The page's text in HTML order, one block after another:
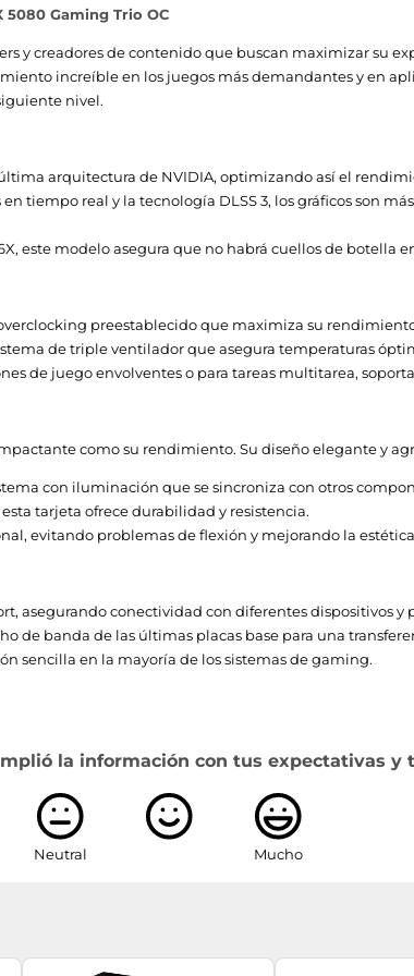
Activo
2
Full-Height/Full-Length (FH/FL)
Poder
Si
No
No
4.6
12 Ultimate
3
PCI Express x16 5.0
2.1b
5080 Gaming Trio OC
y creadores de contenido que buscan maximizar su
increíble en los juegos más demandantes y en
nivel.
arquitectura de NVIDIA, optimizando así el
tiempo real y la tecnología DLSS 3, los gráficos son
este modelo asegura que no habrá cuellos de botella
preestablecido que maximiza su
de triple ventilador que asegura temperaturas
de juego envolventes o para tareas multitarea,
como su rendimiento. Su diseño elegante y
con iluminación que se sincroniza con otros
tarjeta ofrece durabilidad y resistencia.
evitando problemas de flexión y mejorando la
asegurando conectividad con diferentes dispositivos y
de banda de las últimas placas base para una
sencilla en la mayoría de los sistemas de gaming.
la información con tus expectativas y
Neutral Mucho